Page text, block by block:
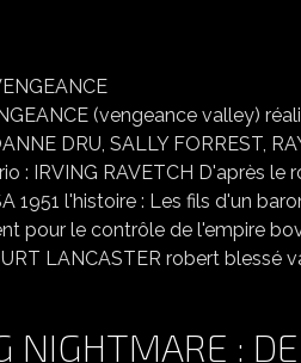
(vengeance valley)
DRU, SALLY FORREST,
: IRVING RAVETCH D'après
1951 l'histoire : Les fils d'un
pour le contrôle de l'empire
LANCASTER robert blessé
NIGHTMARE :